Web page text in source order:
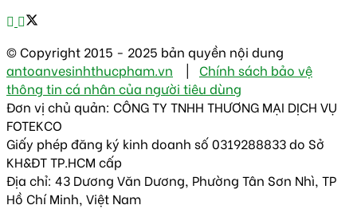
© Copyright 2015 - 2025 bản quyền nội dung
antoanvesinhthucpham.vn | Chính sách bảo vệ
thông tin cá nhân của người tiêu dùng
Đơn vị chủ quản: CÔNG TY TNHH THƯƠNG MẠI DỊCH VỤ
FOTEKCO
Giấy phép đăng ký kinh doanh số 0319288833 do Sở
KH&ĐT TP.HCM cấp
Địa chỉ: 43 Dương Văn Dương, Phường Tân Sơn Nhì, TP
Hồ Chí Minh, Việt Nam